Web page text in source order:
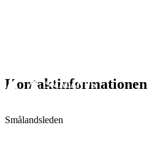
Kontaktinformationen
Smålandsleden